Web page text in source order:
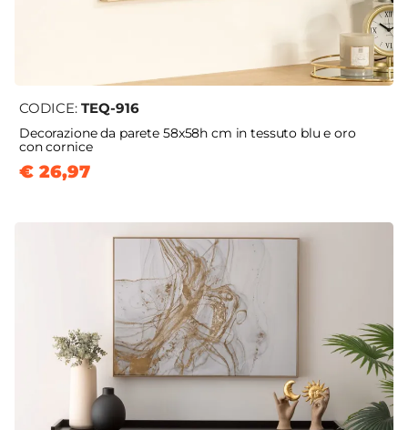
CODICE: TEQ-916
Decorazione da parete 58x58h cm in tessuto blu e oro
con cornice
€ 26,97